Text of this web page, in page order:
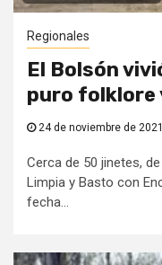
Regionales
El Bolsón
puro folklore
24 de noviembre de 2021
Cerca de 50 jinetes,
Limpia y Basto con
fecha...